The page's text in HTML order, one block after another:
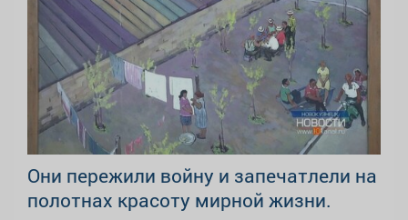
Они пережили войну и запечатлели на
полотнах красоту мирной жизни.